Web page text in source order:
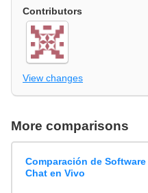
Contributors
View changes
More comparisons
Comparación de Software
Chat en Vivo